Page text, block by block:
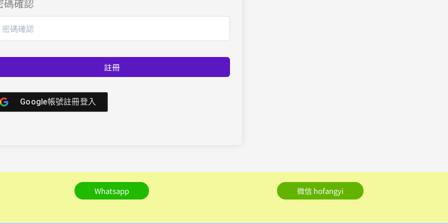
碼確認
註冊
Google帳號註冊登入
Whatsapp 微信 hofangyi